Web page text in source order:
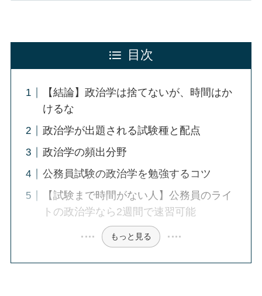
目次
【結論】政治学は捨てないが、時間はか
けるな
政治学が出題される試験種と配点
政治学の頻出分野
公務員試験の政治学を勉強するコツ
【試験まで時間がない人】公務員のライ
トの政治学なら2週間で速習可能
もっと見る